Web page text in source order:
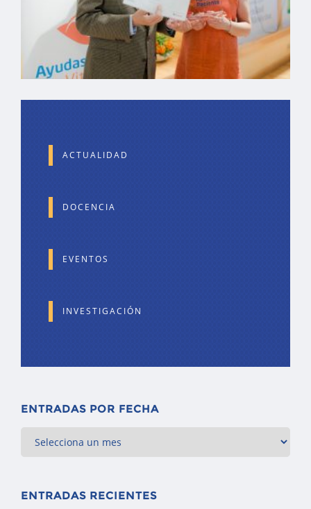
ACTUALIDAD
DOCENCIA
EVENTOS
INVESTIGACIÓN
ENTRADAS POR FECHA
ENTRADAS RECIENTES